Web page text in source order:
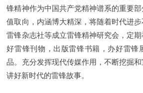
锋精神作为中国共产党精神谱系的重要
值取向，内涵博大精深，将随着时代进
雷锋杂志社等成立雷锋精神研究会，定
好雷锋刊物，出版雷锋书籍，办好雷锋
品。充分发挥现代传媒作用，不断挖掘和
讲好新时代的雷锋故事。